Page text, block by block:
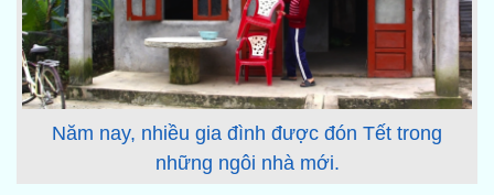
Năm nay, nhiều gia đình được đón Tết trong
những ngôi nhà mới.